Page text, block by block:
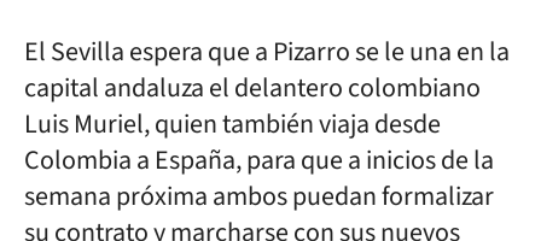
El Sevilla espera que a Pizarro se le una en la
capital andaluza el delantero colombiano
Luis Muriel, quien también viaja desde
Colombia a España, para que a inicios de la
semana próxima ambos puedan formalizar
su contrato y marcharse con sus nuevos